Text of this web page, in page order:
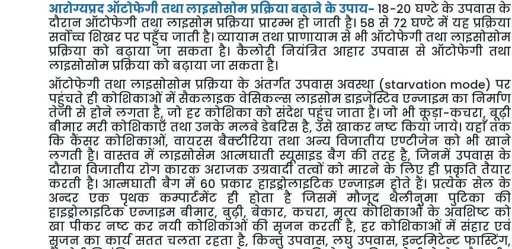
आरोग्यप्रदऑटोफेगीतथालाइसोसोमप्रक्रियाबढ़ानेकेउपाय- 18-20 घण्टेके उपवासके
दौरान ऑटोफेगी तथा लाइसोम प्रक्रिया प्रारम्भ हो जाती है। 58से 72घण्टे में यह प्रक्रिया
सर्वोच्चशिखरपरपहुँच जातीहै। व्यायामतथाप्राणायामसे भी ऑटोफेगीतथालाइसोसोम
प्रक्रिया को बढ़ाया जा सकता है। कैलोरी नियंत्रित आहार उपवास से ऑटोफेगी तथा
लाइसोसोमप्रक्रियाकोबढ़ायाजासकताहै।
ऑटोफेगी तथा लाइसोसोम प्रक्रिया के अंतर्गत उपवास अवस्था(starvation mode)पर
पहुंचते ही कोशिकाओं में सैकलाइक वेसिकल्स लाइसोम डाइजेस्टिव एन्जाइम का निर्माण
तेजी से होने लगता है,जो हर कोशिका को संदेश पहुंच जाता है। जो भी कूड़ा-कचरा, बूढ़ी
बीमार मरीकोशिकाएँ तथाउनके मलबेडेबरिस है, उसे खाकरनष्ट कियाजाये। यहाँतक
कि कैंसर कोशिकाओं,वायरस बैक्टीरिया तथा अन्य विजातीय एण्टीजेन को भी खाने
लगती है। वास्तव में लाइसोसेम आत्मघाती स्यूसाइड बैग की तरह है,जिनमें उपवास के
दौरान विजातीय रोग कारक अराजक उग्रवादी तत्वों को मारने के लिए ही प्रकृति तैयार
करती है। आत्मघाती बैग में 60प्रकार हाइड्रोलाइटिक एन्जाइम होते हैं। प्रत्येक सेल के
अन्दर
एक पृथक कम्पार्टमेंट ही होता है जिसमें मौजूद थैलीनुमा पुटिका
की
हाइड्रोलाइटिक एन्जाइम बीमार,बुढ़ी,बेकार, कचरा, मृत्य कोशिकाओं के अवशिष्ट को
खा पीकर नष्ट कर नयी कोशिकाओं की सृजन करती है, हर कोशिकाओं में संहार एवं
सृजन का कार्य सतत चलता रहता है, किन्तु उपवास,लघु उपवास,इन्टमिटेन्ट फास्टिंग,